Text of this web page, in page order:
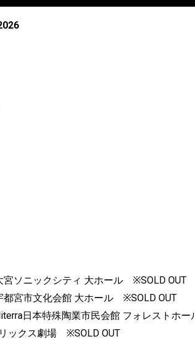
宮ソニックシティ 大ホール ※SOLD OUT
都宮市文化会館 大ホール ※SOLD OUT
日本特殊陶業市民会館 フォレスト
ックス劇場 ※SOLD OUT